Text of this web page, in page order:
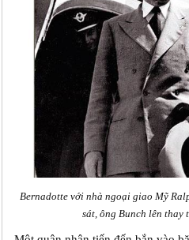
Bernadotte với nhà ngoại giao Mỹ
sát, ông Bunch lên thay